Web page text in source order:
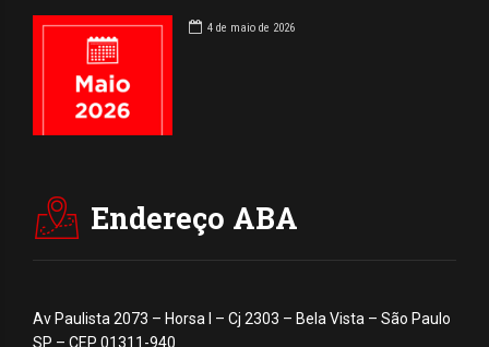
4 de maio de 2026
Endereço ABA
Av Paulista 2073 – Horsa I – Cj 2303 – Bela Vista – São Paulo
SP – CEP 01311-940